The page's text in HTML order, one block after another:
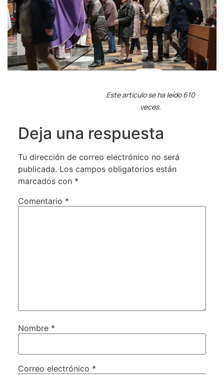
Este artículo se ha leído 610
veces.
Deja una respuesta
Tu dirección de correo electrónico no será
publicada. Los campos obligatorios están
marcados con *
Comentario *
Nombre *
Correo electrónico *